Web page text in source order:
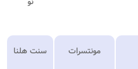
مونتسرات سنت هلنا